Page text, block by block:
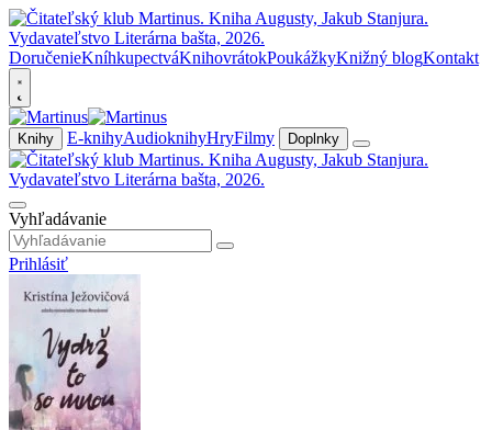
DoručenieKníhkupectváKnihovrátokPoukážkyKnižný blogKontakt
Knihy E-knihyAudioknihyHryFilmy Doplnky
Vyhľadávanie
Prihlásiť